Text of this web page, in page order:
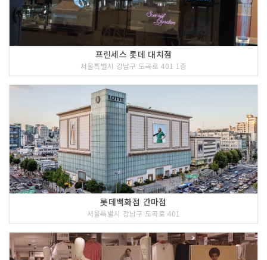
프린세스 롯데 대치점
서울특별시 강남구 도곡로 401 1층
롯데백화점 간마점
서울특별시 강남구 도곡로 401